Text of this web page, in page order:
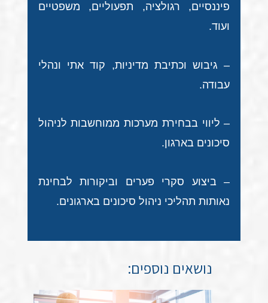
פיננסיים, רגולציה, תפעוליים, משפטיים
ועוד.
– גיבוש וכתיבת מדיניות, קוד אתי ונהלי
עבודה.
– ליווי בבחירת מערכות ממוחשבות לניהול
סיכונים בארגון.
– ביצוע סקרי פערים וביקורות לבחינת
נאותות תהליכי ניהול סיכונים בארגונים.
נושאים נוספים: